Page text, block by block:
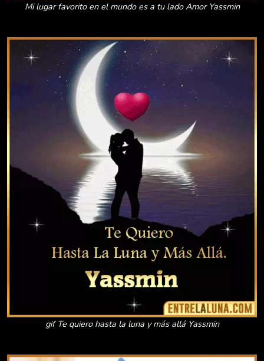
Mi lugar favorito en el mundo es a tu lado Amor Yassmin
gif Te quiero hasta la luna y más allá Yassmin